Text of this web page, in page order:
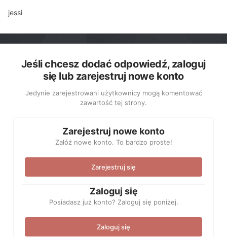
jessi
Jeśli chcesz dodać odpowiedź, zaloguj
się lub zarejestruj nowe konto
Jedynie zarejestrowani użytkownicy mogą komentować
zawartość tej strony.
Zarejestruj nowe konto
Załóż nowe konto. To bardzo proste!
Zarejestruj się
Zaloguj się
Posiadasz już konto? Zaloguj się poniżej.
Zaloguj się